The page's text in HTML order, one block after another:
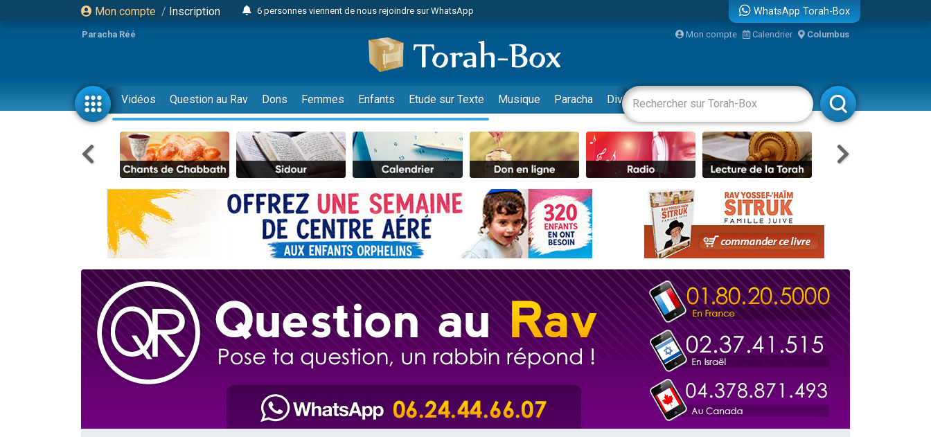
Mon compte / Inscription
6 personnes viennent de nous rejoindre sur WhatsApp
2 personnes viennent de faire un don pour 1 Journée de Vacances Pour les Enfants
17 personnes viennent de demander une bénédiction
4 personnes viennent de nous rejoindre sur WhatsApp
Il reste 49 places pour étudier en groupe sur Zoom
23 personnes viennent de faire un don pour Diane, 80 ans, dans un appartement insalubre
Eva vient de donner son Maasser
4 personnes viennent de nous rejoindre sur WhatsApp
3 personnes viennent de nous rejoindre sur WhatsApp
3 personnes viennent de faire un don pour 5 jours de vacances aux Orphelins
Odaya vient de donner son Maasser
13 personnes viennent de demander une bénédiction
2 personnes viennent de nous rejoindre sur WhatsApp
30 personnes viennent de faire un don pour Sauvez la jambe de Yohan
Il reste 49 places pour étudier en groupe sur Zoom
3 personnes viennent de nous rejoindre sur WhatsApp
2 personnes viennent de nous rejoindre sur WhatsApp
2 personnes viennent de nous rejoindre sur WhatsApp
WhatsApp Torah-Box
Paracha Réé Mon compte Calendrier Columbus
Vidéos Question au Rav Dons Femmes Enfants Etude sur Texte Musique Paracha Divertissements Livres Rabbanim